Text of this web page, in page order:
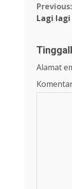
Previous:
Lagi
Alamat